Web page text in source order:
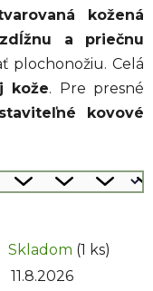
kožená
a priečnu
plochonožiu. Celá
kože. Pre presné
kovové
Skladom (1 ks)
11.8.2026